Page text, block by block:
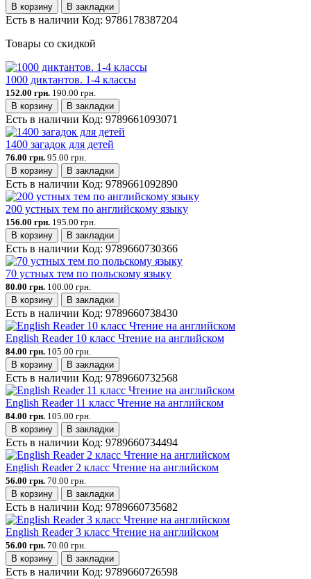
В корзину
В закладки
Есть в наличии Код: 9786178387204
Товары со скидкой
1000 диктантов. 1-4 классы
152.00 грн. 190.00 грн.
В корзину
В закладки
Есть в наличии Код: 9789661093071
1400 загадок для детей
76.00 грн. 95.00 грн.
В корзину
В закладки
Есть в наличии Код: 9789661092890
200 устных тем по английскому языку
156.00 грн. 195.00 грн.
В корзину
В закладки
Есть в наличии Код: 9789660730366
70 устных тем по польскому языку
80.00 грн. 100.00 грн.
В корзину
В закладки
Есть в наличии Код: 9789660738430
English Reader 10 класс Чтение на английском
84.00 грн. 105.00 грн.
В корзину
В закладки
Есть в наличии Код: 9789660732568
English Reader 11 класс Чтение на английском
84.00 грн. 105.00 грн.
В корзину
В закладки
Есть в наличии Код: 9789660734494
English Reader 2 класс Чтение на английском
56.00 грн. 70.00 грн.
В корзину
В закладки
Есть в наличии Код: 9789660735682
English Reader 3 класс Чтение на английском
56.00 грн. 70.00 грн.
В корзину
В закладки
Есть в наличии Код: 9789660726598